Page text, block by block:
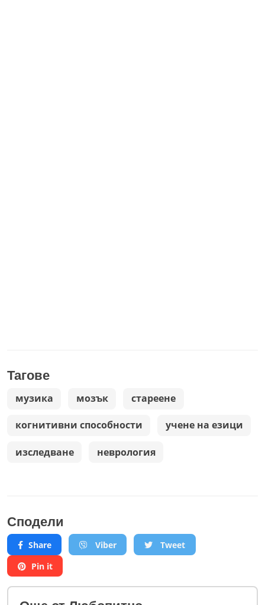
Тагове
музика мозък стареене
когнитивни способности учене на езици
изследване неврология
Сподели
Share Viber
Tweet
Pin it